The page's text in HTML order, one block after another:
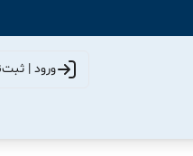
ورود |